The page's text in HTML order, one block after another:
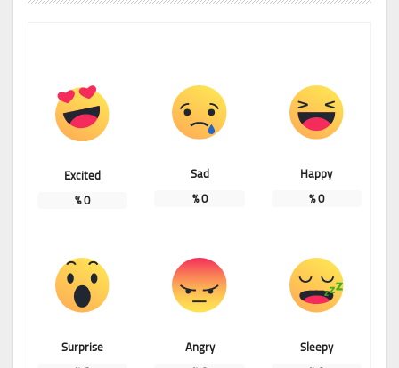
Happy
0
%
Sad
0
%
Excited
0
%
Sleepy
Angry
Surprise